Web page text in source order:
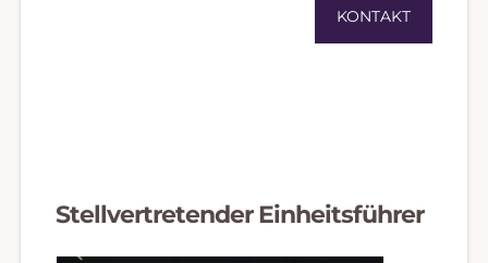
KONTAKT
Stellvertretender Einheitsführer